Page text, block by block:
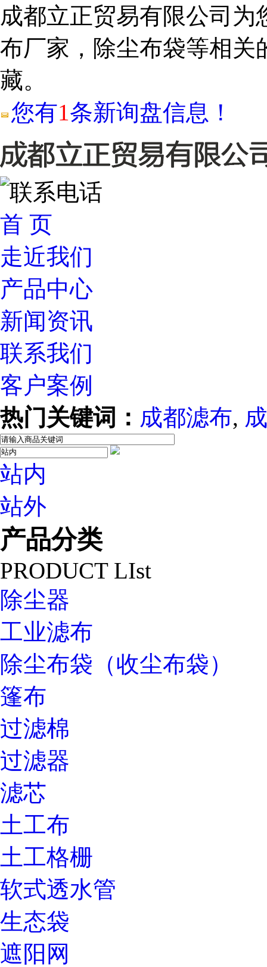
成都立正贸易有限公司为
布厂家，除尘布袋等相关
藏。
您有1条新询盘信息！
首 页
走近我们
产品中心
新闻资讯
联系我们
客户案例
热门关键词： 成都滤布,
站内
站外
产品分类
PRODUCT LIst
除尘器
工业滤布
除尘布袋（收尘布袋）
篷布
过滤棉
过滤器
滤芯
土工布
土工格栅
软式透水管
生态袋
遮阳网